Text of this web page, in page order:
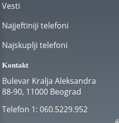
Vesti
Najjeftiniji telefoni
Najskuplji telefoni
Kontakt
Bulevar Kralja Aleksandra
88-90, 11000 Beograd
Telefon 1: 060.5229.952